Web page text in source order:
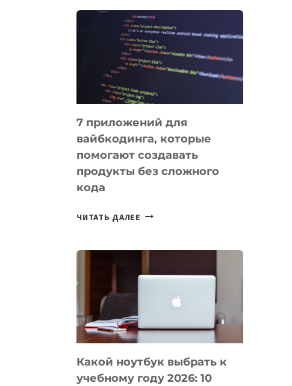
ПОЛЕЗНЫХ
ИНСТРУМЕНТОВ
ДЛЯ
РАБОТЫ
7 приложений для
вайбкодинга, которые
помогают создавать
продукты без сложного
кода
ЧИТАТЬ ДАЛЕЕ
КОТОРЫЕ
СОЗДАВАТЬ
БЕЗ
КОДА
Какой ноутбук выбрать к
учебному году 2026: 10